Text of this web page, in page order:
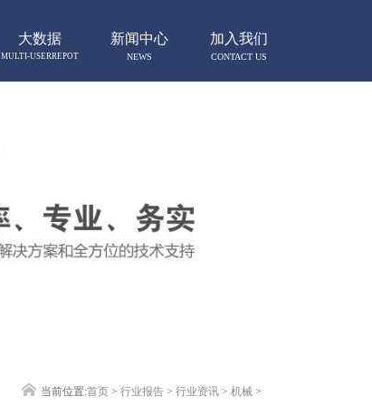
大数据
MULTI-USERREPOT
新闻中心
NEWS
加入我们
CONTACT US
当前位置:首页 > 行业报告 > 行业资讯 > 机械 >